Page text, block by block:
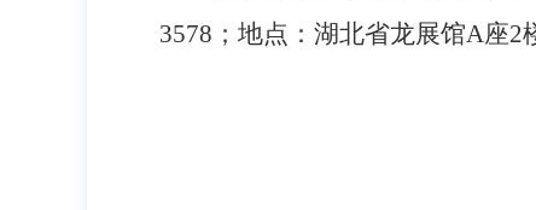
3578；地点：湖北省龙展馆A座